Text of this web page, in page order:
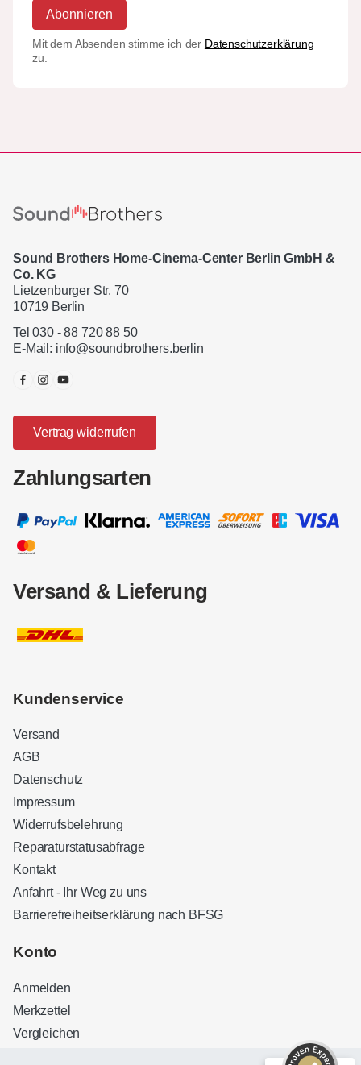
Abonnieren
Mit dem Absenden stimme ich der Datenschutzerklärung
zu.
Sound Brothers Home-Cinema-Center Berlin GmbH &
Co. KG
Lietzenburger Str. 70
10719 Berlin
Tel 030 - 88 720 88 50
E-Mail: info@soundbrothers.berlin
Vertrag widerrufen
Zahlungsarten
Versand & Lieferung
Kundenservice
Versand
AGB
Datenschutz
Impressum
Widerrufsbelehrung
Reparaturstatusabfrage
Kontakt
Anfahrt - Ihr Weg zu uns
Barrierefreiheitserklärung nach BFSG
Konto
Anmelden
Merkzettel
Vergleichen
Kundenbewertungen und Erfahrungen zu
32
Bewertungen auf